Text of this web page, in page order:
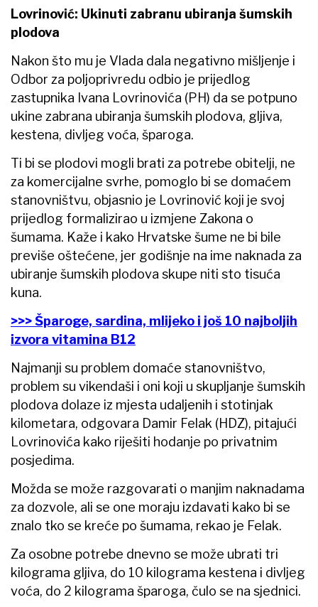
Lovrinović: Ukinuti zabranu ubiranja šumskih
plodova
Nakon što mu je Vlada dala negativno mišljenje i
Odbor za poljoprivredu odbio je prijedlog
zastupnika Ivana Lovrinovića (PH) da se potpuno
ukine zabrana ubiranja šumskih plodova, gljiva,
kestena, divljeg voća, šparoga.
Ti bi se plodovi mogli brati za potrebe obitelji, ne
za komercijalne svrhe, pomoglo bi se domaćem
stanovništvu, objasnio je Lovrinović koji je svoj
prijedlog formalizirao u izmjene Zakona o
šumama. Kaže i kako Hrvatske šume ne bi bile
previše oštećene, jer godišnje na ime naknada za
ubiranje šumskih plodova skupe niti sto tisuća
kuna.
>>> Šparoge, sardina, mlijeko i još 10 najboljih
izvora vitamina B12
Najmanji su problem domaće stanovništvo,
problem su vikendaši i oni koji u skupljanje šumskih
plodova dolaze iz mjesta udaljenih i stotinjak
kilometara, odgovara Damir Felak (HDZ), pitajući
Lovrinovića kako riješiti hodanje po privatnim
posjedima.
Možda se može razgovarati o manjim naknadama
za dozvole, ali se one moraju izdavati kako bi se
znalo tko se kreće po šumama, rekao je Felak.
Za osobne potrebe dnevno se može ubrati tri
kilograma gljiva, do 10 kilograma kestena i divljeg
voća, do 2 kilograma šparoga, čulo se na sjednici.